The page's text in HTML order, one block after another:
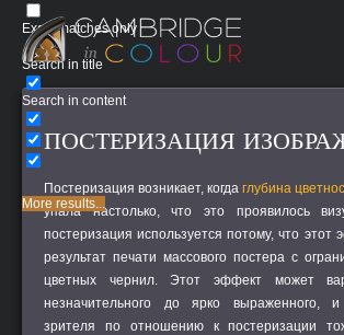
Exact matches only
Search in title
Search in content
More results...
ПОСТЕРИЗАЦИЯ
Постеризация возникает, когда глубина
упала настолько, что это проявилось
постеризация используется потому, что этот
результат печати массового постера с
цветных чернил. Этот эффект может
незначительного до ярко выраженного, и
зрителя по отношению к постеризации